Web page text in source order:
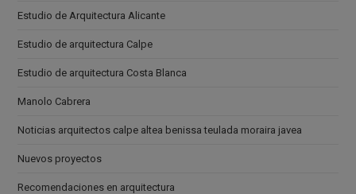
Estudio de Arquitectura Alicante
Estudio de arquitectura Calpe
Estudio de arquitectura Costa Blanca
Manolo Cabrera
Noticias arquitectos calpe altea benissa teulada moraira javea
Nuevos proyectos
Recomendaciones en arquitectura